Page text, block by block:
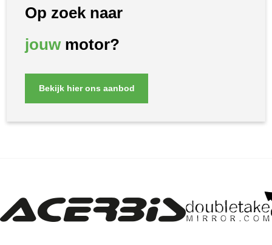
Op zoek naar
jouwmotor?
Bekijk hier ons aanbod